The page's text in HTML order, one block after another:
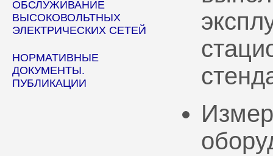
ОБСЛУЖИВАНИЕ
ВЫСОКОВОЛЬТНЫХ
ЭЛЕКТРИЧЕСКИХ СЕТЕЙ
НОРМАТИВНЫЕ
ДОКУМЕНТЫ.
ПУБЛИКАЦИИ